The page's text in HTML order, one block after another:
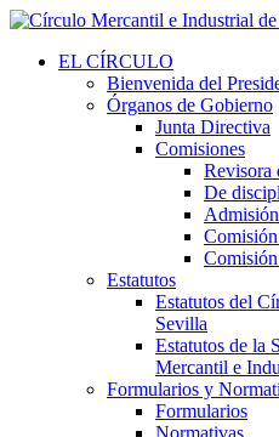
EL CÍRCULO
Bienvenida del
Órganos de Gobierno
Junta Directiva
Comisiones
Revisora
De
Estatutos
Estatutos del
Sevilla
Estatutos de la
Mercantil e
Formularios y
Formularios
Normativas